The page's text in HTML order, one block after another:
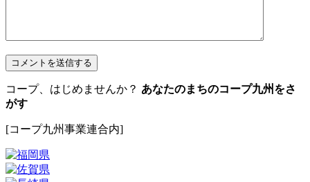
コープ、はじめませんか？ あなたのまちのコープ九州をさ
がす
[コープ九州事業連合内]